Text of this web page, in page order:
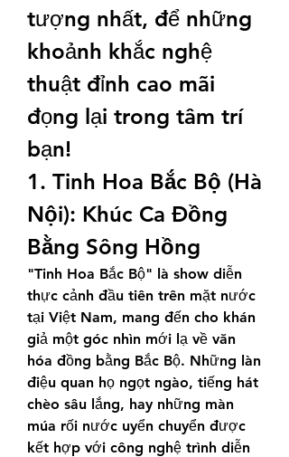
tượng nhất, để những
khoảnh khắc nghệ
thuật đỉnh cao mãi
đọng lại trong tâm trí
bạn!
1. Tinh Hoa Bắc Bộ (Hà
Nội): Khúc Ca Đồng
Bằng Sông Hồng
"Tinh Hoa Bắc Bộ" là show diễn
thực cảnh đầu tiên trên mặt nước
tại Việt Nam, mang đến cho khán
giả một góc nhìn mới lạ về văn
hóa đồng bằng Bắc Bộ. Những làn
điệu quan họ ngọt ngào, tiếng hát
chèo sâu lắng, hay những màn
múa rối nước uyển chuyển được
kết hợp với công nghệ trình diễn